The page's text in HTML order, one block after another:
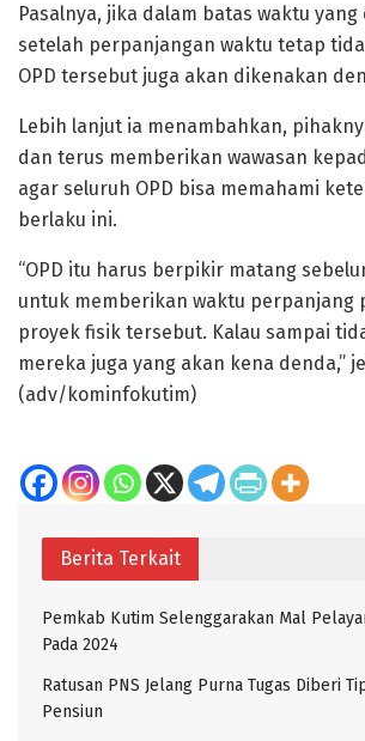
Pasalnya, jika dalam batas waktu
setelah perpanjangan waktu tetap
OPD tersebut juga akan dikenakan
Lebih lanjut ia menambahkan,
dan terus memberikan wawasan
agar seluruh OPD bisa memahami
berlaku ini.
“OPD itu harus berpikir matang
untuk memberikan waktu perpanjang
proyek fisik tersebut. Kalau sampai
mereka juga yang akan kena denda,”
(adv/kominfokutim)
Berita Terkait
Pemkab Kutim Selenggarakan Mal
Pada 2024
Ratusan PNS Jelang Purna Tugas Diberi
Pensiun